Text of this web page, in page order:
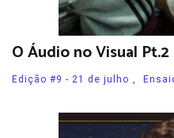
O Áudio no Visual
Edição #9 - 21 de julho ,